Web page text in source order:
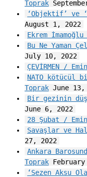
Toprak
‘Objektif’ ve
August 1, 2022
Ekrem
Bu Ne Yaman
July 10, 2022
ÇEVİRMEN /
NATO kötücül
ToprakJune 13,
Bir gezinin
June 6, 2022
28 Şubat /
Savaşlar ve
27, 2022
Ankara
ToprakFebruary
‘Sezen Aksu